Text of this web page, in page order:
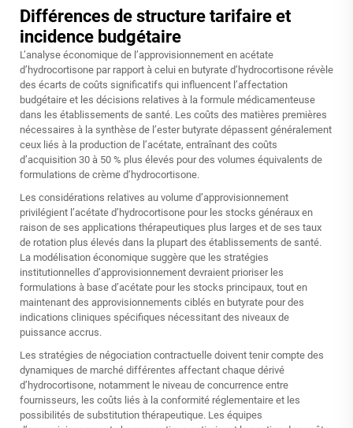
Différences de structure tarifaire et
incidence budgétaire
L’analyse économique de l’approvisionnement en acétate
d’hydrocortisone par rapport à celui en butyrate d’hydrocortisone révèle
des écarts de coûts significatifs qui influencent l’affectation
budgétaire et les décisions relatives à la formule médicamenteuse
dans les établissements de santé. Les coûts des matières premières
nécessaires à la synthèse de l’ester butyrate dépassent généralement
ceux liés à la production de l’acétate, entraînant des coûts
d’acquisition 30 à 50 % plus élevés pour des volumes équivalents de
formulations de crème d’hydrocortisone.
Les considérations relatives au volume d’approvisionnement
privilégient l’acétate d’hydrocortisone pour les stocks généraux en
raison de ses applications thérapeutiques plus larges et de ses taux
de rotation plus élevés dans la plupart des établissements de santé.
La modélisation économique suggère que les stratégies
institutionnelles d’approvisionnement devraient prioriser les
formulations à base d’acétate pour les stocks principaux, tout en
maintenant des approvisionnements ciblés en butyrate pour des
indications cliniques spécifiques nécessitant des niveaux de
puissance accrus.
Les stratégies de négociation contractuelle doivent tenir compte des
dynamiques de marché différentes affectant chaque dérivé
d’hydrocortisone, notamment le niveau de concurrence entre
fournisseurs, les coûts liés à la conformité réglementaire et les
possibilités de substitution thérapeutique. Les équipes